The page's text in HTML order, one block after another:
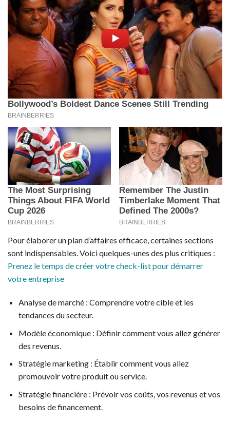
Pour élaborer un plan d’affaires efficace, certaines sections
sont indispensables. Voici quelques-unes des plus critiques :
Prenez le temps de créer votre check-list pour démarrer
votre entreprise
Analyse de marché : Comprendre votre cible et les
tendances du secteur.
Modèle économique : Définir comment vous allez générer
des revenus.
Stratégie marketing : Établir comment vous allez
promouvoir votre produit ou service.
Stratégie financière : Prévoir vos coûts, vos revenus et vos
besoins de financement.